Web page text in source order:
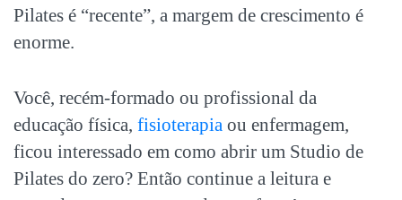
Pilates é “recente”, a margem de crescimento é
enorme.
Você, recém-formado ou profissional da
educação física, fisioterapia ou enfermagem,
ficou interessado em como abrir um Studio de
Pilates do zero? Então continue a leitura e